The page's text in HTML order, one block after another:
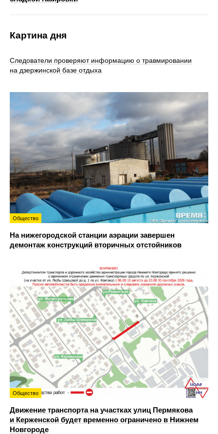
Картина дня
Следователи проверяют информацию о травмировании
на дзержинской базе отдыха
Общество
На нижегородской станции аэрации завершен
демонтаж конструкций вторичных отстойников
Общество
Движение транспорта на участках улиц Пермякова
и Керженской будет временно ограничено в Нижнем
Новгороде